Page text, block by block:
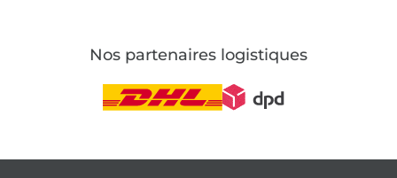
Nos partenaires logistiques